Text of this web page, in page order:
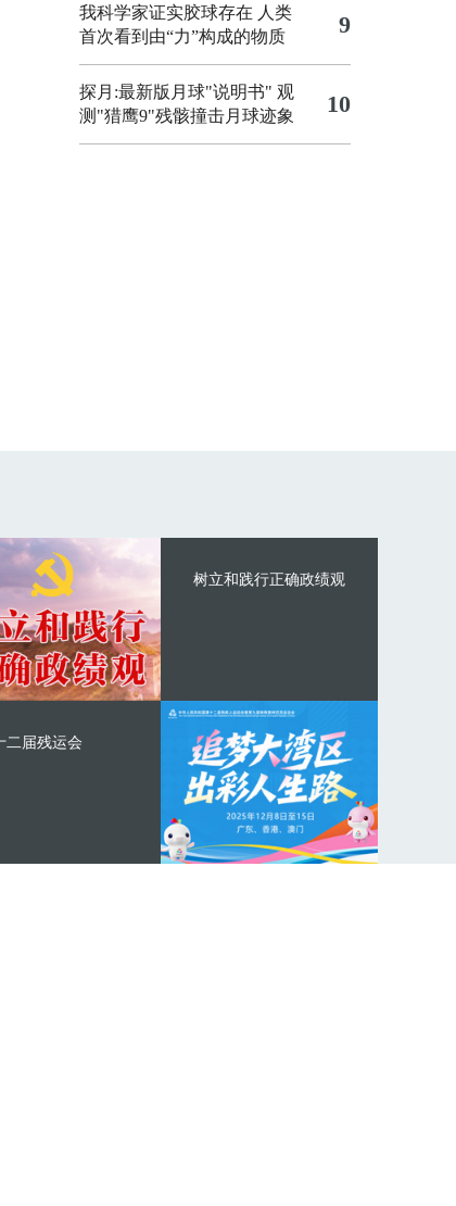
我科学家证实胶球存在 人类
首次看到由“力”构成的物质
9
探月:最新版月球"说明书" 观
测"猎鹰9"残骸撞击月球迹象
10
树立和践行正确政绩观
二届残运会